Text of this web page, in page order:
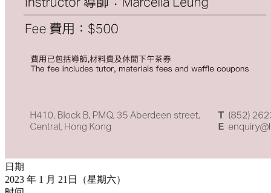
日期
2023 年 1 月 21日（星期六）